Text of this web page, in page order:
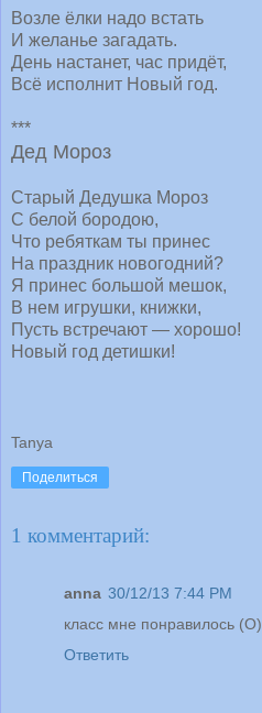
Возле ёлки надо встать
И желанье загадать.
День настанет, час придёт,
Всё исполнит Новый год.
***
Дед Мороз
Старый Дедушка Мороз
С белой бородою,
Что ребяткам ты принес
На праздник новогодний?
Я принес большой мешок,
В нем игрушки, книжки,
Пусть встречают — хорошо!
Новый год детишки!
Tanya
Поделиться
1 комментарий:
anna 30/12/13 7:44 PM
класс мне понравилось (O)
Ответить